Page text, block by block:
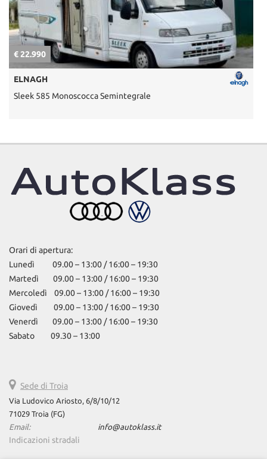
€ 22.990
ELNAGH
Sleek 585 Monoscocca Semintegrale
Orari di apertura:
Lunedì 09.00 – 13:00 / 16:00 – 19:30
Martedì 09.00 – 13:00 / 16:00 – 19:30
Mercoledì 09.00 – 13:00 / 16:00 – 19:30
Giovedì 09.00 – 13:00 / 16:00 – 19:30
Venerdì 09.00 – 13:00 / 16:00 – 19:30
Sabato 09.30 – 13:00
Sede di Troia
Via Ludovico Ariosto, 6/8/10/12
71029 Troia (FG)
Email:
info@autoklass.it
Indicazioni stradali